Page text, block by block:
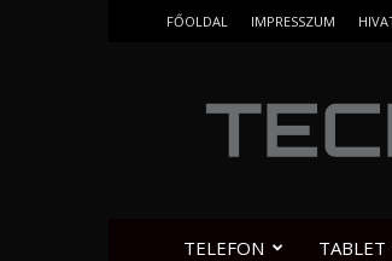
FŐOLDAL IMPRESSZUM
TELEFON TABLET